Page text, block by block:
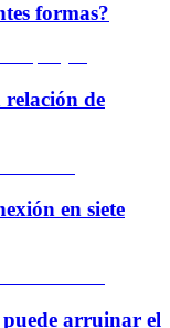
formas?
relación de
en siete
arruinar el